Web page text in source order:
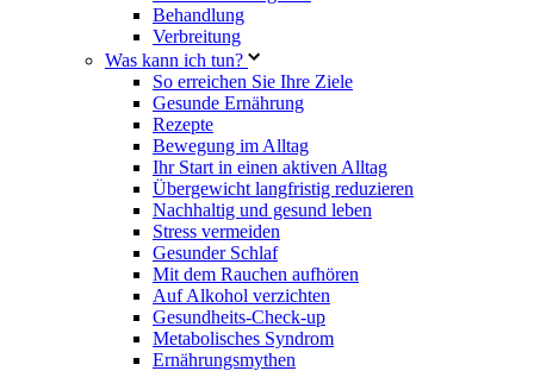
Behandlung
Verbreitung
Was kann ich tun?
So erreichen Sie Ihre Ziele
Gesunde Ernährung
Rezepte
Bewegung im Alltag
Ihr Start in einen aktiven Alltag
Übergewicht langfristig reduzieren
Nachhaltig und gesund leben
Stress vermeiden
Gesunder Schlaf
Mit dem Rauchen aufhören
Auf Alkohol verzichten
Gesundheits-Check-up
Metabolisches Syndrom
Ernährungsmythen